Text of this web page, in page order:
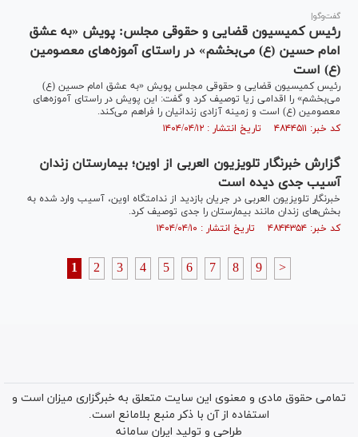
گفت‌وگو|
رئیس کمیسیون قضایی و حقوقی مجلس: پویش «به عشق
امام حسین (ع) می‌بخشم» در راستای آموزه‌های معصومین
(ع) است
رئیس کمیسیون قضایی و حقوقی مجلس پویش «به عشق امام حسین (ع)
می‌بخشم» را اقدامی زیا توصیف کرد و گفت: این پویش در راستای آموزه‌های
معصومین (ع) است و زمینه آزادی زندانیان را فراهم می‌کند.
کد خبر: ۴۸۴۴۵۱۱ تاریخ انتشار : ۱۴۰۴/۰۴/۱۲
گزارش خبرنگار تلویزیون العربی از اوین؛ بیمارستان زندان
آسیب جدی دیده است
خبرنگار تلویزیون العربی در جریان بازدید از ندامتگاه اوین، آسیب وارد شده به
بخش‌های زندان مانند بیمارستان را جدی توصیف کرد.
کد خبر: ۴۸۴۴۳۵۴ تاریخ انتشار : ۱۴۰۴/۰۴/۱۰
1 2 3 4 5 6 7 8 9 >
تمامی حقوق مادی و معنوی این سایت متعلق به خبرگزاری میزان است و
استفاده از آن با ذکر منبع بلامانع است.
طراحی و تولید ایران سامانه